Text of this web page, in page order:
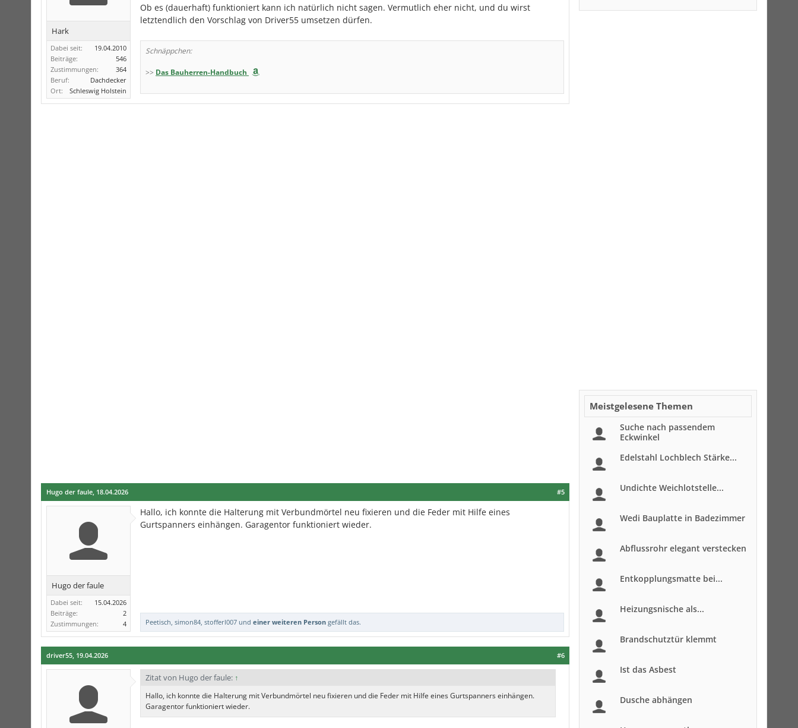
Hark
Dabei seit:
19.04.2010
Beiträge:
546
Zustimmungen:
364
Beruf:
Dachdecker
Ort:
Schleswig Holstein
Ob es (dauerhaft) funktioniert kann ich natürlich nicht sagen. Vermutlich eher nicht, und du wirst
letztendlich den Vorschlag von Driver55 umsetzen dürfen.
Schnäppchen:
>> Das Bauherren-Handbuch
#5
Hugo der faule, 18.04.2026
Hugo der faule
Dabei seit:
15.04.2026
Beiträge:
2
Zustimmungen:
4
Hallo, ich konnte die Halterung mit Verbundmörtel neu fixieren und die Feder mit Hilfe eines
Gurtspanners einhängen. Garagentor funktioniert wieder.
Peetisch, simon84, stofferl007 und einer weiteren Person gefällt das.
#6
driver55, 19.04.2026
Zitat von Hugo der faule: ↑
Hallo, ich konnte die Halterung mit Verbundmörtel neu fixieren und die Feder mit Hilfe eines Gurtspanners einhängen.
Garagentor funktioniert wieder.
Meistgelesene Themen
Suche nach passendem
Eckwinkel
Edelstahl Lochblech Stärke...
Undichte Weichlotstelle...
Wedi Bauplatte in Badezimmer
Abflussrohr elegant verstecken
Entkopplungsmatte bei...
Heizungsnische als...
Brandschutztür klemmt
Ist das Asbest
Dusche abhängen